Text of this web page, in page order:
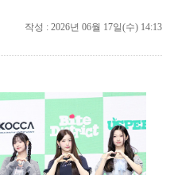
에스파, 고척돔 입성…공연 시작 40분 만에 첫 인사 …
"언론사 대표·국회의원도"…최연청, 판사 남편까지 화려…
'첫 승 도전' 장은수 "우승 의식하기보다 내 플레이에…
박지민 아나운서 "발리까지 갔는데…'피의 게임2' 출연…
작성 : 2026년 06월 17일(수) 14:13